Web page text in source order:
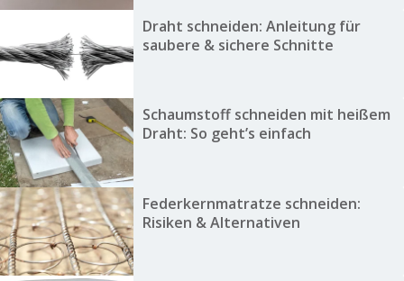
Draht schneiden: Anleitung für
saubere & sichere Schnitte
Schaumstoff schneiden mit heißem
Draht: So geht’s einfach
Federkernmatratze schneiden:
Risiken & Alternativen